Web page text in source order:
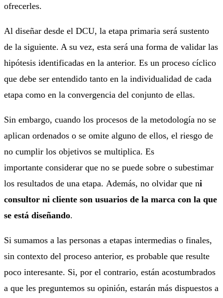
ofrecerles.
Al diseñar desde el DCU, la etapa primaria será sustento
de la siguiente. A su vez, esta será una forma de validar las
hipótesis identificadas en la anterior. Es un proceso cíclico
que debe ser entendido tanto en la individualidad de cada
etapa como en la convergencia del conjunto de ellas.
Sin embargo, cuando los procesos de la metodología no se
aplican ordenados o se omite alguno de ellos, el riesgo de
no cumplir los objetivos se multiplica. Es
importante considerar que no se puede sobre o subestimar
los resultados de una etapa. Además, no olvidar que ni
consultor ni cliente son usuarios de la marca con la que
se está diseñando.
Si sumamos a las personas a etapas intermedias o finales,
sin contexto del proceso anterior, es probable que resulte
poco interesante. Si, por el contrario, están acostumbrados
a que les preguntemos su opinión, estarán más dispuestos a